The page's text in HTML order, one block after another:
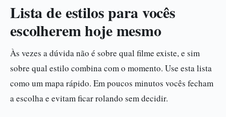
Lista de estilos para vocês
escolherem hoje mesmo
Às vezes a dúvida não é sobre qual filme existe, e sim
sobre qual estilo combina com o momento. Use esta lista
como um mapa rápido. Em poucos minutos vocês fecham
a escolha e evitam ficar rolando sem decidir.